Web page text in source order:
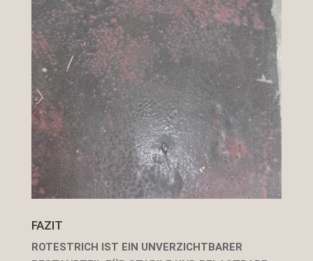
FAZIT
ROTESTRICH IST EIN UNVERZICHTBARER